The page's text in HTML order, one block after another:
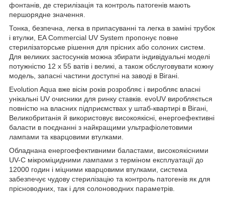
фонтанів, де стерилізація та контроль патогенів мають
першорядне значення.
Тонка, безпечна, легка в припасуванні та легка в заміні трубок
і втулки, EA Commercial UV System пропонує повне
стерилізаторське рішення для прісних або солоних систем.
Для великих застосунків можна збирати індивідуальні моделі
потужністю 12 x 55 ватів і великі, а також обслуговувати кожну
модель, запасні частини доступні на заводі в Вігані.
Evolution Aqua вже вісім років розробляє і виробляє власні
унікальні UV очисники для ринку ставків. evoUV виробляється
повністю на власних підприємствах у штаб-квартирі в Вігані,
Великобританія й використовує високоякісні, енергоефективні
баласти в поєднанні з найкращими ультрафіолетовими
лампами та кварцовими втулками.
Обладнана енергоефективними баластами, високоякісними
UV-C мікроміцидними лампами з терміном експлуатації до
12000 годин і міцними кварцовими втулками, система
забезпечує чудову стерилізацію та контроль патогенів як для
прісноводних, так і для солоноводних параметрів.